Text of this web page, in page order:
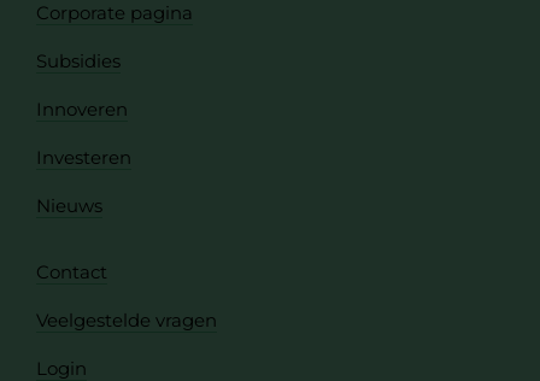
Corporate pagina
Subsidies
Innoveren
Investeren
Nieuws
Contact
Veelgestelde vragen
Login